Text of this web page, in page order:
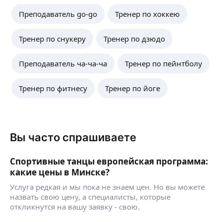
Преподаватель go-go Тренер по хоккею
Тренер по снукеру Тренер по дзюдо
Преподаватель ча-ча-ча Тренер по пейнтболу
Тренер по фитнесу Тренер по йоге
Вы часто спрашиваете
Спортивные танцы европейская программа:
какие цены в Минске?
Услуга редкая и мы пока не знаем цен. Но вы можете
назвать свою цену, а специалисты, которые
откликнутся на вашу заявку - свою.